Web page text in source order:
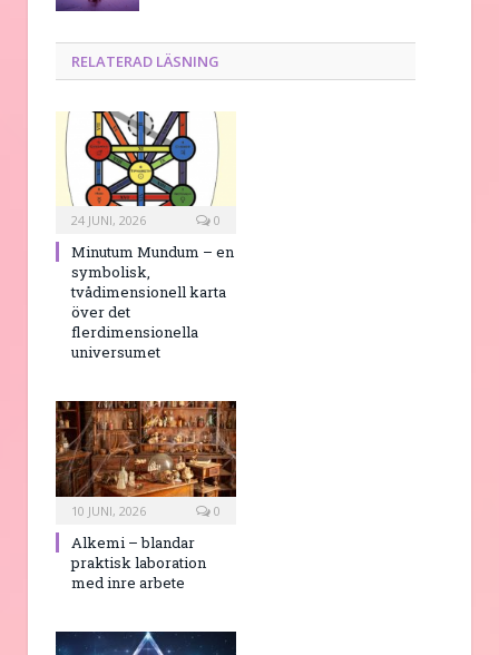
RELATERAD LÄSNING
24 JUNI, 2026 0
Minutum Mundum – en
symbolisk,
tvådimensionell karta
över det
flerdimensionella
universumet
10 JUNI, 2026 0
Alkemi – blandar
praktisk laboration
med inre arbete